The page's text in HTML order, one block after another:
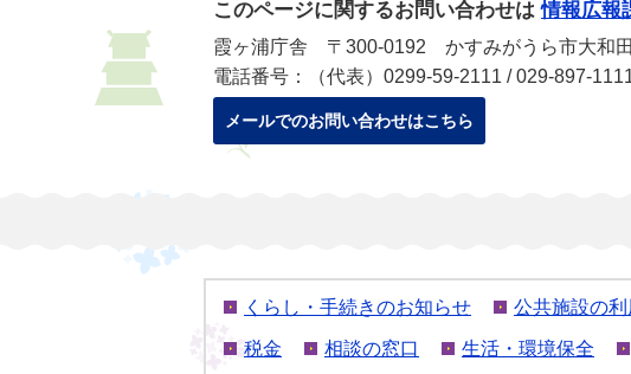
このページに関するお問い合わせは 情報広報
霞ヶ浦庁舎 〒300-0192 かすみがうら市大和
電話番号：（代表）0299-59-2111 / 029-897-
メールでのお問い合わせはこちら
くらし・手続きのお知らせ 公共施設の
税金 相談の窓口 生活・環境保全